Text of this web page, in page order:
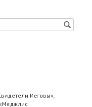
Иеговы»,